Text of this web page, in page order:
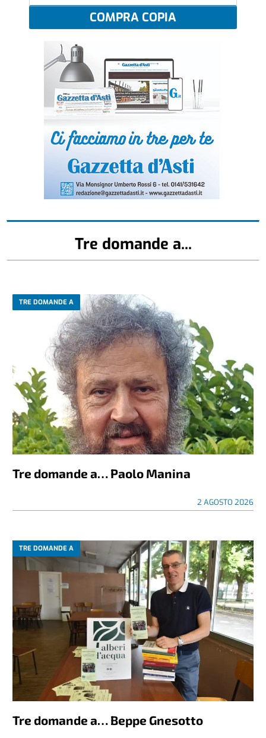
COMPRA COPIA
Tre domande a...
TRE DOMANDE A
Tre domande a… Paolo Manina
2 AGOSTO 2026
TRE DOMANDE A
Tre domande a… Beppe Gnesotto